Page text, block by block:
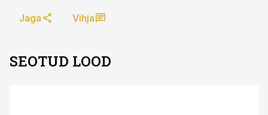
Jaga Vihja
SEOTUD LOOD